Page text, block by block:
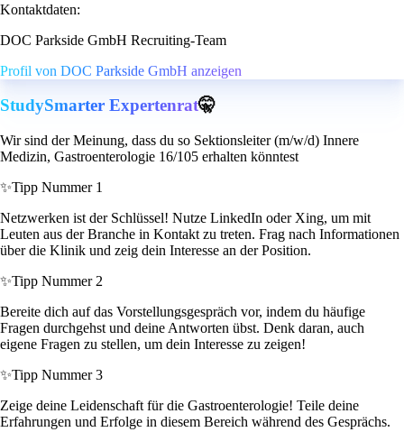
Kontaktdaten:
DOC Parkside GmbH Recruiting-Team
Profil von DOC Parkside GmbH anzeigen
StudySmarter Expertenrat🤫
Wir sind der Meinung, dass du so Sektionsleiter (m/w/d) Innere
Medizin, Gastroenterologie 16/105 erhalten könntest
✨Tipp Nummer 1
Netzwerken ist der Schlüssel! Nutze LinkedIn oder Xing, um mit
Leuten aus der Branche in Kontakt zu treten. Frag nach Informationen
über die Klinik und zeig dein Interesse an der Position.
✨Tipp Nummer 2
Bereite dich auf das Vorstellungsgespräch vor, indem du häufige
Fragen durchgehst und deine Antworten übst. Denk daran, auch
eigene Fragen zu stellen, um dein Interesse zu zeigen!
✨Tipp Nummer 3
Zeige deine Leidenschaft für die Gastroenterologie! Teile deine
Erfahrungen und Erfolge in diesem Bereich während des Gesprächs.